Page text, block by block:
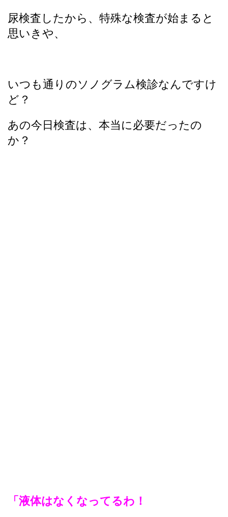
尿検査したから、特殊な検査が始まると
思いきや、
いつも通りのソノグラム検診なんですけ
ど？
あの今日検査は、本当に必要だったの
か？
「液体はなくなってるわ！